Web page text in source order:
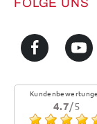
FOLGE UNS
4.7/5